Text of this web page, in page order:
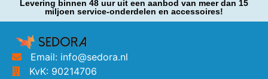
Levering binnen 48 uur uit een aanbod van meer dan 15
miljoen service-onderdelen en accessoires!
Email: info@sedora.nl
KvK: 90214706